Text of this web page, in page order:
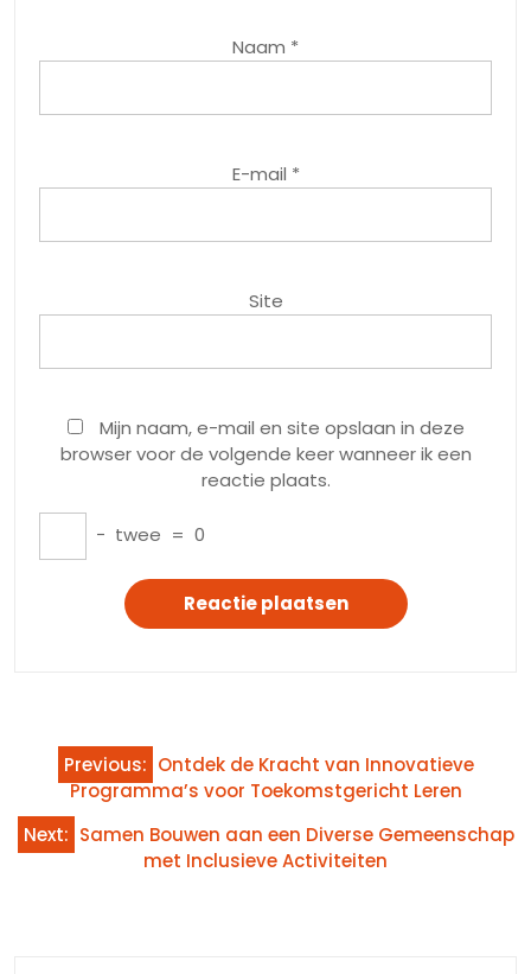
Naam *
E-mail *
Site
Mijn naam, e-mail en site opslaan in deze
browser voor de volgende keer wanneer ik een
reactie plaats.
− twee = 0
Bericht
navigatie
Previous: Ontdek de Kracht van Innovatieve
Programma’s voor Toekomstgericht Leren
Next: Samen Bouwen aan een Diverse Gemeenschap
met Inclusieve Activiteiten